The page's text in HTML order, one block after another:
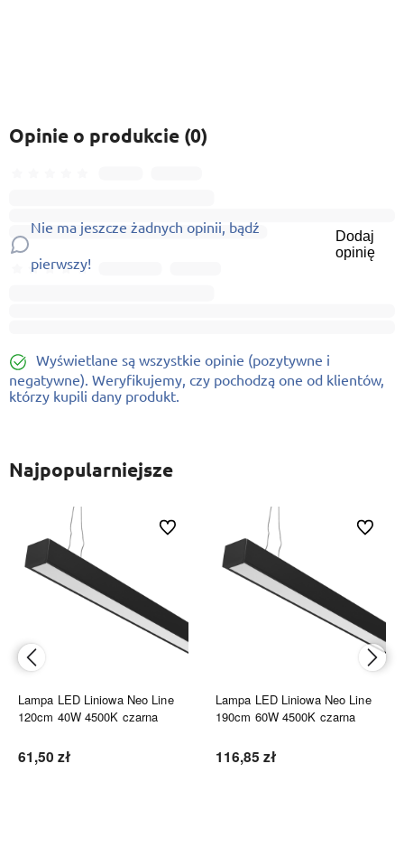
Opinie o produkcie (0)
Nie ma jeszcze żadnych opinii, bądź
pierwszy!
Dodaj
opinię
Wyświetlane są wszystkie opinie (pozytywne i
negatywne). Weryfikujemy, czy pochodzą one od klientów,
którzy kupili dany produkt.
Najpopularniejsze
Lampa LED Liniowa Neo Line
120cm 40W 4500K czarna
61,50 zł
Do ulubionych
Lampa LED Liniowa Neo Line
190cm 60W 4500K czarna
116,85 zł
Do